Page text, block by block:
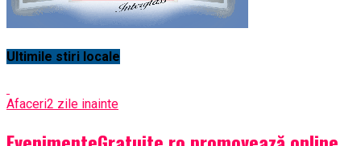
Ultimile stiri locale
Afaceri2 zile inainte